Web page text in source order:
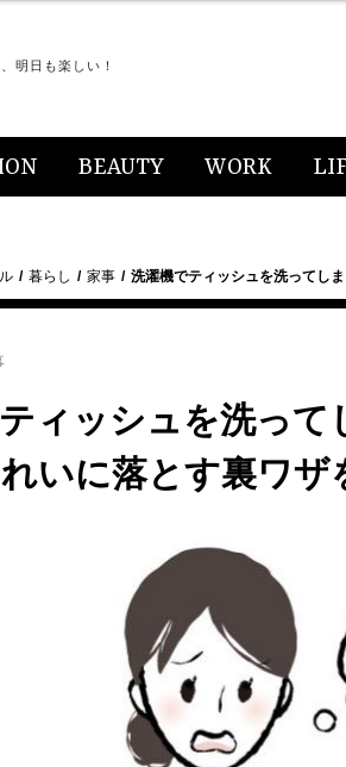
明日も楽しい！
BEAUTY WORK
暮らし 家事 洗濯機でティッシュを洗ってし
ィッシュを洗って
いに落とす裏ワザ